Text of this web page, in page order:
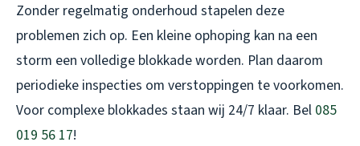
Zonder regelmatig onderhoud stapelen deze
problemen zich op. Een kleine ophoping kan na een
storm een volledige blokkade worden. Plan daarom
periodieke inspecties om verstoppingen te voorkomen.
Voor complexe blokkades staan wij 24/7 klaar. Bel 085
019 56 17!